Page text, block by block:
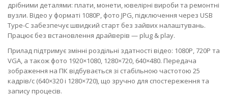
дрібними деталями: плати, монети, ювелірні вироби та ремонтні
вузли. Відео у форматі 1080P, фото JPG, підключення через USB
Type-C забезпечує швидкий старт без зайвих налаштувань.
Працює без встановлення драйверів — plug & play.
Прилад підтримує змінні роздільні здатності відео: 1080P, 720P та
VGA, а також фото 1920×1080, 1280×720, 640×480. Передача
зображення на ПК відбувається зі стабільною частотою 25
кадрів/с (640×320 і 1280×720), що зручно для спостереження та
запису процесів.